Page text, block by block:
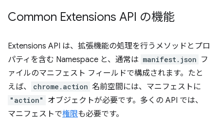
Common Extensions API の機能
Extensions API は、拡張機能の処理を行うメソッドとプロ
パティを含む Namespace と、通常は manifest.json フ
ァイルのマニフェスト フィールドで構成されます。たと
えば、
chrome.action 名前空間には、マニフェストに
"action"
オブジェクトが必要です。多くの API では、
マニフェストで権限も必要です。